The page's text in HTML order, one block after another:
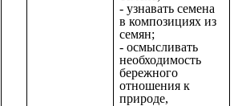
- узнавать семена
в композициях из
семян;
- осмысливать
необходимость
бережного
отношения к
природе,